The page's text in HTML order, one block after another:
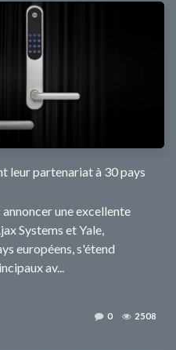
leur partenariat à 30 pays
une excellente
Systems et Yale,
européens, s'étend
av...
0 2508